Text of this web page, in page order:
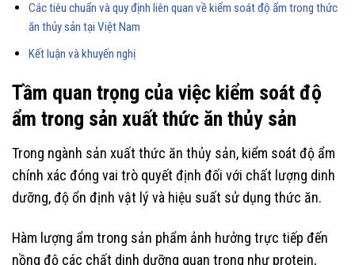
Các tiêu chuẩn và quy định liên quan về kiểm soát độ ẩm trong thức
ăn thủy sản tại Việt Nam
Kết luận và khuyến nghị
Tầm quan trọng của việc kiểm soát độ
ẩm trong sản xuất thức ăn thủy sản
Trong ngành sản xuất thức ăn thủy sản, kiểm soát độ ẩm
chính xác đóng vai trò quyết định đối với chất lượng dinh
dưỡng, độ ổn định vật lý và hiệu suất sử dụng thức ăn.
Hàm lượng ẩm trong sản phẩm ảnh hưởng trực tiếp đến
nồng độ các chất dinh dưỡng quan trọng như protein,